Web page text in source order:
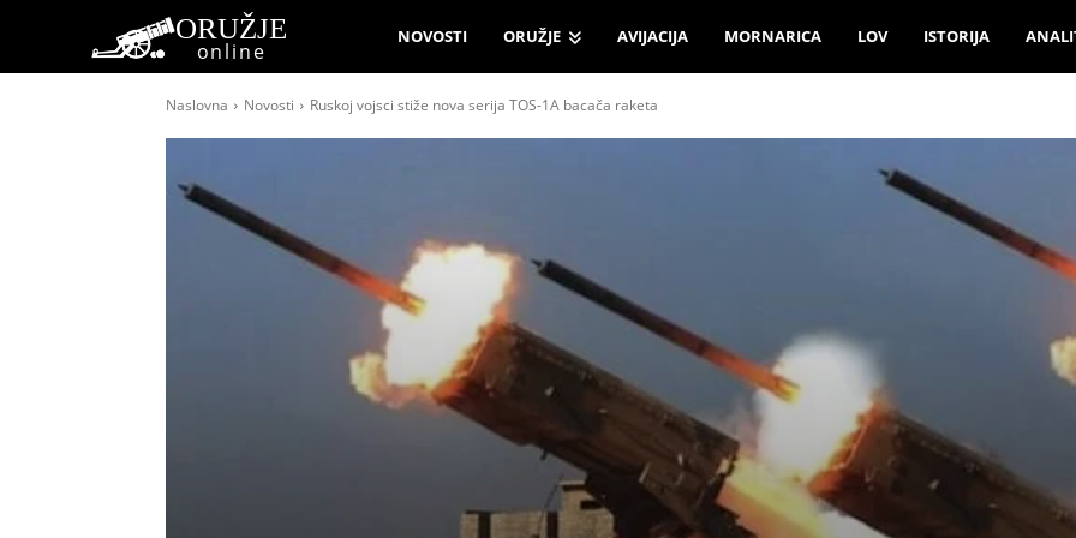
ORUŽJE
online
NOVOSTI ORUŽJE AVIJACIJA MORNARICA LOV ISTORIJA
Naslovna Novosti Ruskoj vojsci stiže nova serija TOS-1A bacača raketa